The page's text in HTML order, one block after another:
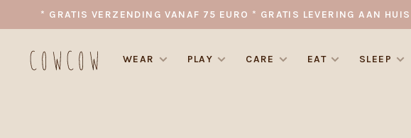
* GRATIS VERZENDING VANAF 75 EURO * GRATIS LEVERING AAN
WEAR PLAY CARE EAT SLEEP